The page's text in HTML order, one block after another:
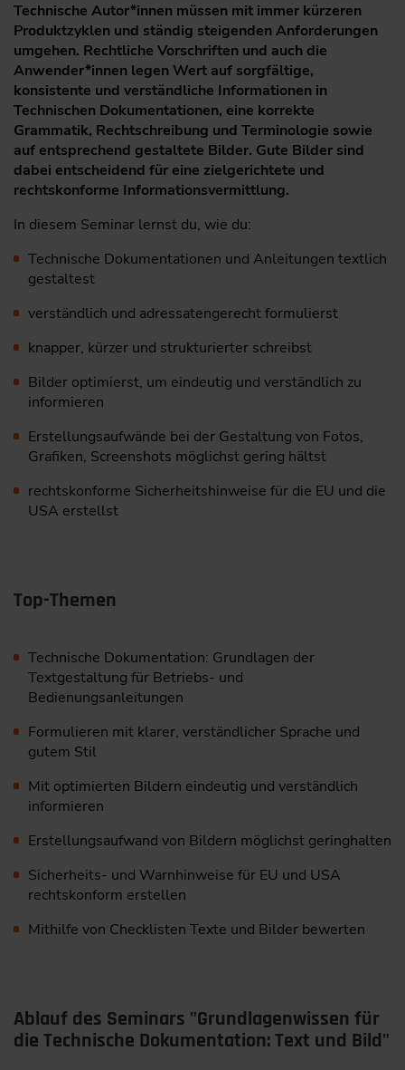
Technische Autor*innen müssen mit immer kürzeren
Produktzyklen und ständig steigenden Anforderungen
umgehen. Rechtliche Vorschriften und auch die
Anwender*innen legen Wert auf sorgfältige,
konsistente und verständliche Informationen in
Technischen Dokumentationen, eine korrekte
Grammatik, Rechtschreibung und Terminologie sowie
auf entsprechend gestaltete Bilder. Gute Bilder sind
dabei entscheidend für eine zielgerichtete und
rechtskonforme Informationsvermittlung.
In diesem Seminar lernst du, wie du:
Technische Dokumentationen und Anleitungen textlich
gestaltest
verständlich und adressatengerecht formulierst
knapper, kürzer und strukturierter schreibst
Bilder optimierst, um eindeutig und verständlich zu
informieren
Erstellungsaufwände bei der Gestaltung von Fotos,
Grafiken, Screenshots möglichst gering hältst
rechtskonforme Sicherheitshinweise für die EU und die
USA erstellst
Top-Themen
Technische Dokumentation: Grundlagen der
Textgestaltung für Betriebs- und
Bedienungsanleitungen
Formulieren mit klarer, verständlicher Sprache und
gutem Stil
Mit optimierten Bildern eindeutig und verständlich
informieren
Erstellungsaufwand von Bildern möglichst geringhalten
Sicherheits- und Warnhinweise für EU und USA
rechtskonform erstellen
Mithilfe von Checklisten Texte und Bilder bewerten
Ablauf des Seminars "Grundlagenwissen für
die Technische Dokumentation: Text und Bild"